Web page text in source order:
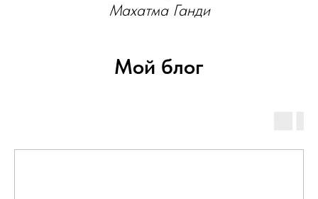
Махатма Ганди
Мой блог